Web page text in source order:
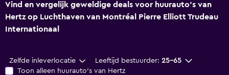
Vind en vergelijk geweldige deals voor huurauto's van
Hertz op Luchthaven van Montréal Pierre Elliott Trudeau
Internationaal
Zelfde inleverlocatie Leeftijd bestuurder: 25-65
Toon alleen huurauto's van Hertz